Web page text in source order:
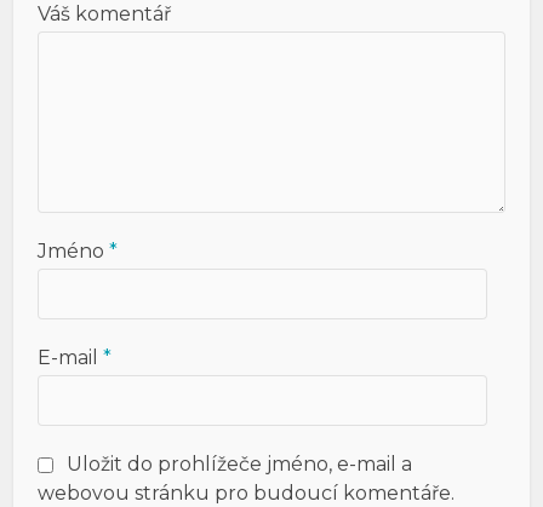
Váš komentář
Jméno*
E-mail*
Uložit do prohlížeče jméno, e-mail a
webovou stránku pro budoucí komentáře.